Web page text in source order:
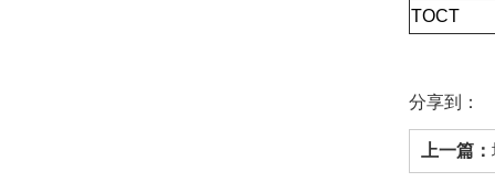
TOCT
分享到：
上一篇：